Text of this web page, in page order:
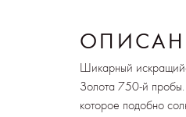
Шикарный
Золота 750-й
которое подобно